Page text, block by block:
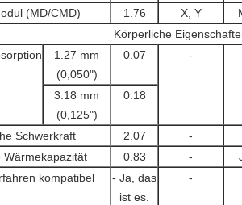
(MD/CMD)
1.76 X, Y
Körperliche
1.27 mm
(0,050")
0.07 -
3.18 mm
(0,125")
0.18
Schwerkraft 2.07 -
Wärmekapazität
0.83 -
kompatibel
- Ja, das
ist es.
-